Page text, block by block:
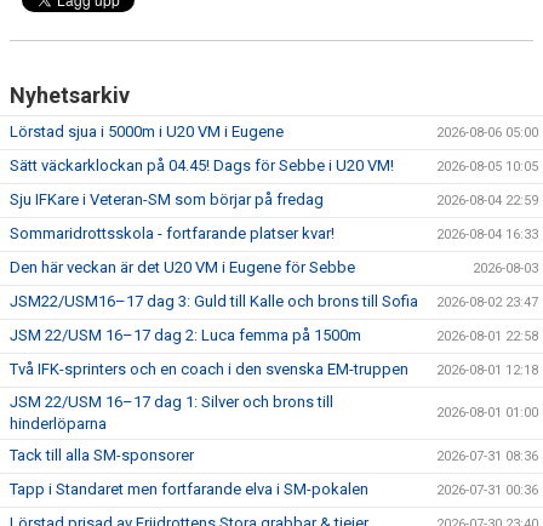
Nyhetsarkiv
Lörstad sjua i 5000m i U20 VM i Eugene 2026-08-06 05:00
Sätt väckarklockan på 04.45! Dags för Sebbe i U20 VM! 2026-08-05 10:05
Sju IFKare i Veteran-SM som börjar på fredag 2026-08-04 22:59
Sommaridrottsskola - fortfarande platser kvar! 2026-08-04 16:33
Den här veckan är det U20 VM i Eugene för Sebbe 2026-08-03
JSM22/USM16–17 dag 3: Guld till Kalle och brons till Sofia 2026-08-02 23:47
JSM 22/USM 16–17 dag 2: Luca femma på 1500m 2026-08-01 22:58
Två IFK-sprinters och en coach i den svenska EM-truppen 2026-08-01 12:18
JSM 22/USM 16–17 dag 1: Silver och brons till
hinderlöparna
2026-08-01 01:00
Tack till alla SM-sponsorer 2026-07-31 08:36
Tapp i Standaret men fortfarande elva i SM-pokalen 2026-07-31 00:36